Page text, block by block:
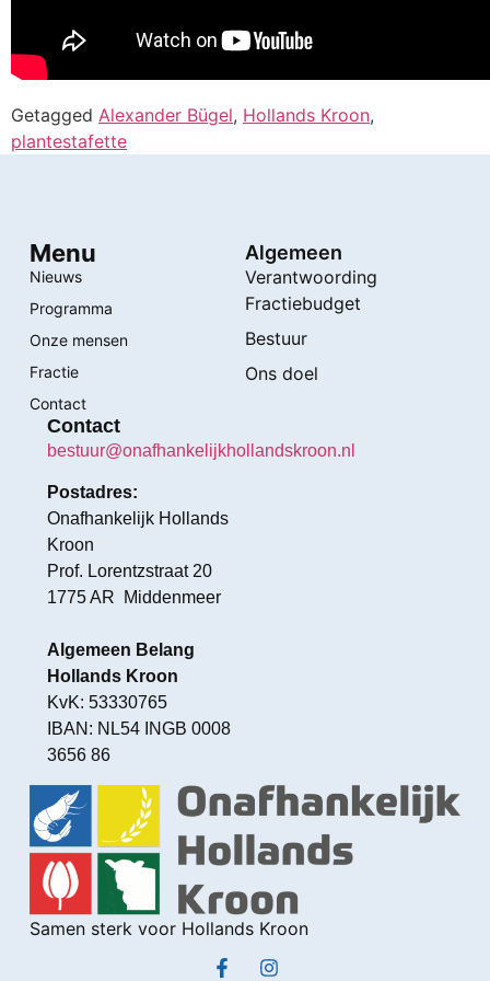
Getagged Alexander Bügel, Hollands Kroon,
plantestafette
Samen sterk voor Hollands Kroon
Menu
Nieuws
Programma
Onze mensen
Fractie
Contact
Algemeen
Verantwoording
Fractiebudget
Bestuur
Ons doel
Contact
bestuur@onafhankelijkhollandskroon.nl
Postadres:
Onafhankelijk Hollands
Kroon
Prof. Lorentzstraat 20
1775 AR Middenmeer
Algemeen Belang
Hollands Kroon
KvK: 53330765
IBAN: NL54 INGB 0008
3656 86